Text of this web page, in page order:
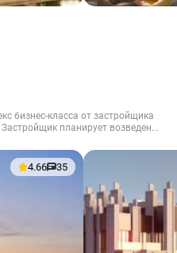
бизнес-класса от застройщика
планирует возведен...
4.66 35